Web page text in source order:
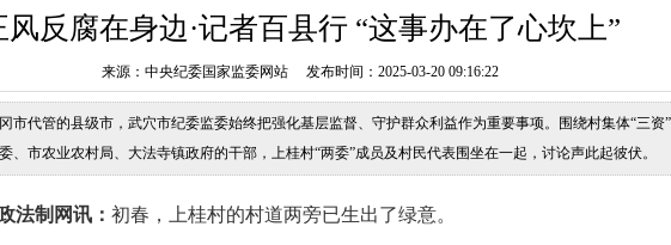
风反腐在身边·记者百县行 “这事办在了心坎上”
来源：中央纪委国家监委网站 发布时间：2025-03-20 09:16:22
市代管的县级市，武穴市纪委监委始终把强化基层监督、守护群众利益作为重要事项。围绕村集体“三资
、市农业农村局、大法寺镇政府的干部，上桂村“两委”成员及村民代表围坐在一起，讨论声此起彼伏。
法制网讯： 初春，上桂村的村道两旁已生出了绿意。